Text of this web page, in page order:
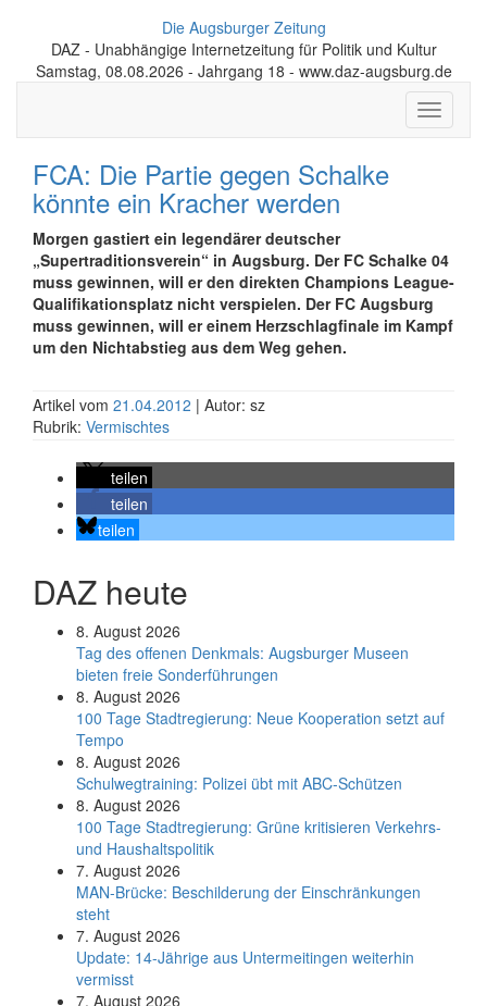
Die Augsburger Zeitung
DAZ - Unabhängige Internetzeitung für Politik und Kultur
Samstag, 08.08.2026 - Jahrgang 18 - www.daz-augsburg.de
Toggle
FCA: Die Partie gegen Schalke
könnte ein Kracher werden
Morgen gastiert ein legendärer deutscher
„Supertraditionsverein“ in Augsburg. Der FC Schalke 04
muss gewinnen, will er den direkten Champions League-
Qualifikationsplatz nicht verspielen. Der FC Augsburg
muss gewinnen, will er einem Herzschlagfinale im Kampf
um den Nichtabstieg aus dem Weg gehen.
Artikel vom 21.04.2012 | Autor: sz
Rubrik: Vermischtes
teilen
teilen
teilen
DAZ heute
8. August 2026
Tag des offenen Denkmals: Augsburger Museen
bieten freie Sonderführungen
8. August 2026
100 Tage Stadtregierung: Neue Kooperation setzt auf
Tempo
8. August 2026
Schul­weg­trai­ning: Poli­zei übt mit ABC-Schüt­zen
8. August 2026
100 Tage Stadtregierung: Grüne kritisieren Verkehrs-
und Haushaltspolitik
7. August 2026
MAN-Brücke: Beschilderung der Einschränkungen
steht
7. August 2026
Update: 14-Jährige aus Untermeitingen weiterhin
vermisst
7. August 2026